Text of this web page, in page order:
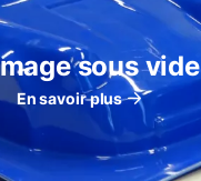
sous vide
En savoir plus